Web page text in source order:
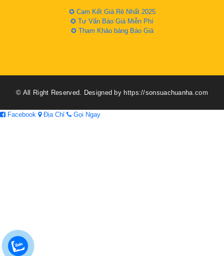
✪ Cam Kết Giá Rẻ Nhất 2025
✪ Tư Vấn Báo Giá Miễn Phí
✪ Tham Khảo bảng Báo Giá
© All Right Reserved. Designed by https://sonsuachuanha.com
Facebook Địa Chỉ Gọi Ngay